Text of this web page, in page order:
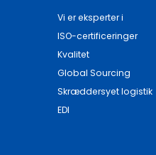
Vi er eksperter i
ISO-certificeringer
Kvalitet
Global Sourcing
Skræddersyet logistik
EDI